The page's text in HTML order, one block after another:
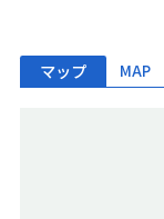
マップ MAP